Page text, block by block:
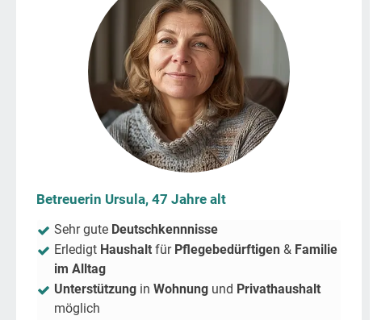
Betreuerin Ursula, 47 Jahre alt
Sehr gute Deutschkennnisse
Erledigt Haushalt für Pflegebedürftigen & Familie
im Alltag
Unterstützung in Wohnung und Privathaushalt
möglich